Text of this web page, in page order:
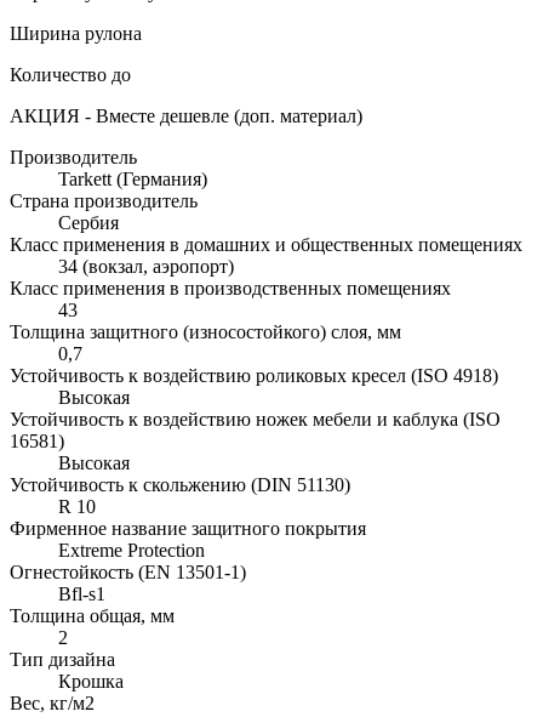
Ширина рулона
Количество до
АКЦИЯ - Вместе дешевле (доп. материал)
Производитель
Tarkett (Германия)
Страна производитель
Сербия
Класс применения в домашних и общественных помещениях
34 (вокзал, аэропорт)
Класс применения в производственных помещениях
43
Толщина защитного (износостойкого) слоя, мм
0,7
Устойчивость к воздействию роликовых кресел (ISO 4918)
Высокая
Устойчивость к воздействию ножек мебели и каблука (ISO
16581)
Высокая
Устойчивость к скольжению (DIN 51130)
R 10
Фирменное название защитного покрытия
Extreme Protection
Огнестойкость (EN 13501-1)
Bfl-s1
Толщина общая, мм
2
Тип дизайна
Крошка
Вес, кг/м2